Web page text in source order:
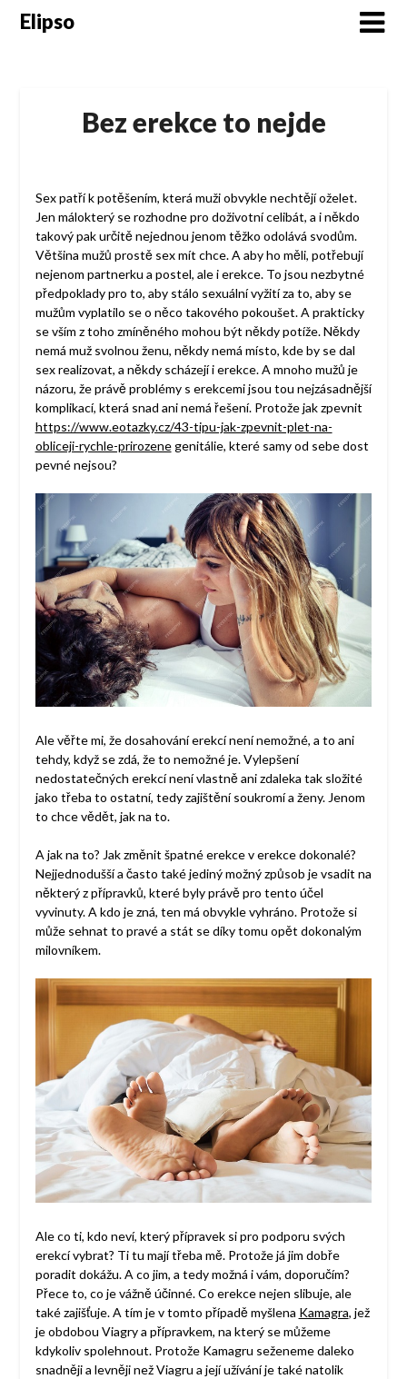
SkipElipso
Bez erekce to nejde
Sex patří k potěšením, která muži obvykle nechtějí oželet.
Jen málokterý se rozhodne pro doživotní celibát, a i někdo
takový pak určitě nejednou jenom těžko odolává svodům.
Většina mužů prostě sex mít chce. A aby ho měli, potřebují
nejenom partnerku a postel, ale i erekce. To jsou nezbytné
předpoklady pro to, aby stálo sexuální vyžití za to, aby se
mužům vyplatilo se o něco takového pokoušet. A prakticky
se vším z toho zmíněného mohou být někdy potíže. Někdy
nemá muž svolnou ženu, někdy nemá místo, kde by se dal
sex realizovat, a někdy scházejí i erekce. A mnoho mužů je
názoru, že právě problémy s erekcemi jsou tou nejzásadnější
komplikací, která snad ani nemá řešení. Protože jak zpevnit
https://www.eotazky.cz/43-tipu-jak-zpevnit-plet-na-
obliceji-rychle-prirozenegenitálie, které samy od sebe dost
pevné nejsou?
Ale věřte mi, že dosahování erekcí není nemožné, a to ani
tehdy, když se zdá, že to nemožné je. Vylepšení
nedostatečných erekcí není vlastně ani zdaleka tak složité
jako třeba to ostatní, tedy zajištění soukromí a ženy. Jenom
to chce vědět, jak na to.
A jak na to? Jak změnit špatné erekce v erekce dokonalé?
Nejjednodušší a často také jediný možný způsob je vsadit na
některý z přípravků, které byly právě pro tento účel
vyvinuty. A kdo je zná, ten má obvykle vyhráno. Protože si
může sehnat to pravé a stát se díky tomu opět dokonalým
milovníkem.
Ale co ti, kdo neví, který přípravek si pro podporu svých
erekcí vybrat? Ti tu mají třeba mě. Protože já jim dobře
poradit dokážu. A co jim, a tedy možná i vám, doporučím?
Přece to, co je vážně účinné. Co erekce nejen slibuje, ale
také zajišťuje. A tím je v tomto případě myšlena Kamagra, jež
je obdobou Viagry a přípravkem, na který se můžeme
kdykoliv spolehnout. Protože Kamagru seženeme daleko
snadněji a levněji než Viagru a její užívání je také natolik